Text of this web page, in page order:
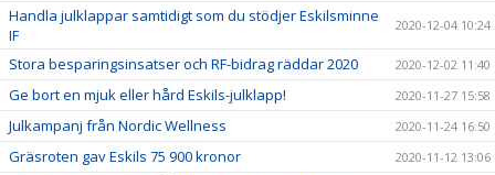
Handla julklappar samtidigt som du stödjer Eskilsminne
IF
2020-12-04 10:24
Stora besparingsinsatser och RF-bidrag räddar 2020 2020-12-02 11:40
Ge bort en mjuk eller hård Eskils-julklapp! 2020-11-27 15:58
Julkampanj från Nordic Wellness 2020-11-24 16:50
Gräsroten gav Eskils 75 900 kronor 2020-11-12 13:06